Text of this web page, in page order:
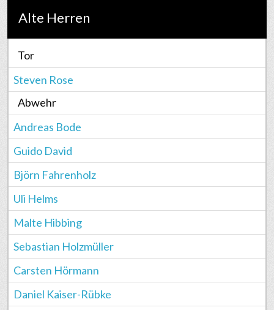
Alte Herren
Tor
Steven Rose
Abwehr
Andreas Bode
Guido David
Björn Fahrenholz
Uli Helms
Malte Hibbing
Sebastian Holzmüller
Carsten Hörmann
Daniel Kaiser-Rübke